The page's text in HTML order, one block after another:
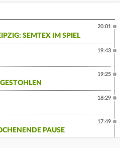
SEMTEX IM SPIEL
20:01
19:43
19:25
18:29
PAUSE
17:49